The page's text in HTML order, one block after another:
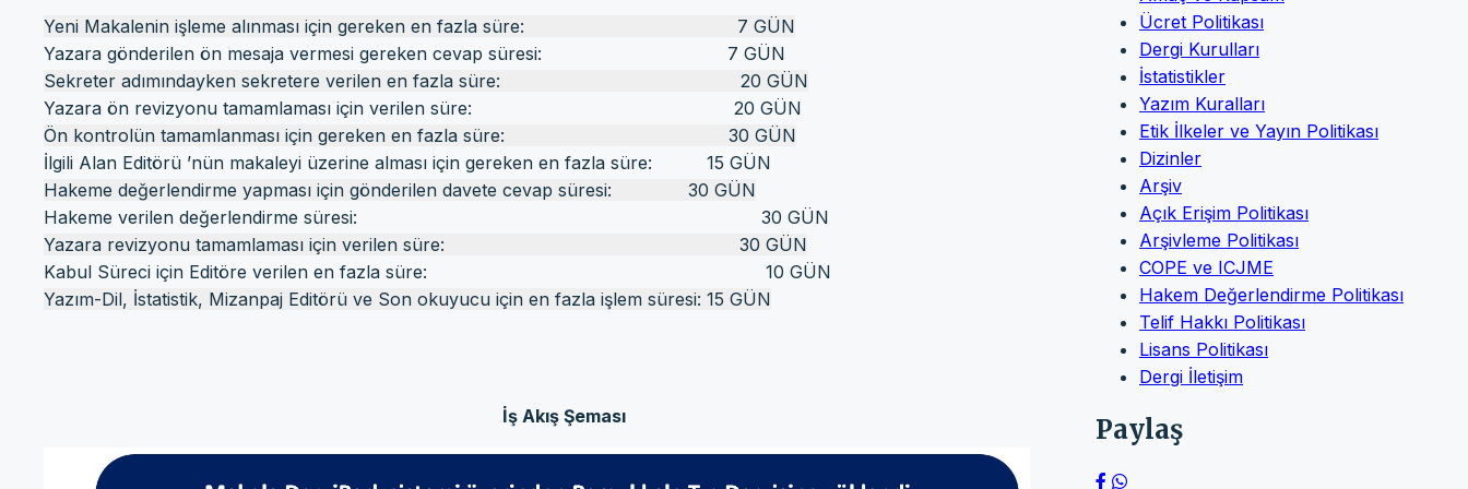
Yeni Makalenin işleme alınması için gereken en fazla süre: 7 GÜN
Yazara gönderilen ön mesaja vermesi gereken cevap süresi: 7 GÜN
Sekreter adımındayken sekretere verilen en fazla süre: 20 GÜN
Yazara ön revizyonu tamamlaması için verilen süre: 20 GÜN
Ön kontrolün tamamlanması için gereken en fazla süre: 30 GÜN
İlgili Alan Editörü ’nün makaleyi üzerine alması için gereken en fazla süre: 15 GÜN
Hakeme değerlendirme yapması için gönderilen davete cevap süresi: 30 GÜN
Hakeme verilen değerlendirme süresi: 30 GÜN
Yazara revizyonu tamamlaması için verilen süre: 30 GÜN
Kabul Süreci için Editöre verilen en fazla süre: 10 GÜN
Yazım-Dil, İstatistik, Mizanpaj Editörü ve Son okuyucu için en fazla işlem süresi: 15 GÜN
İş Akış Şeması
Ücret Politikası
Dergi Kurulları
İstatistikler
Yazım Kuralları
Etik İlkeler ve Yayın Politikası
Dizinler
Arşiv
Açık Erişim Politikası
Arşivleme Politikası
COPE ve ICJME
Hakem Değerlendirme Politikası
Telif Hakkı Politikası
Lisans Politikası
Dergi İletişim
Paylaş